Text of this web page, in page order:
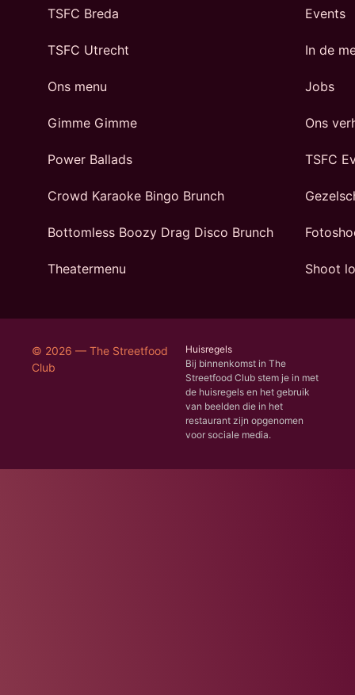
TSFC Breda
TSFC Utrecht
Ons menu
Gimme Gimme
Power Ballads
Crowd Karaoke Bingo Brunch
Bottomless Boozy Drag Disco Brunch
Theatermenu
Events
In de
Jobs
Ons
TSFC
Shoot
© 2026 — The Streetfood
Club
Huisregels
Bij binnenkomst in The
Streetfood Club stem je in met
de huisregels en het gebruik
van beelden die in het
restaurant zijn opgenomen
voor sociale media.